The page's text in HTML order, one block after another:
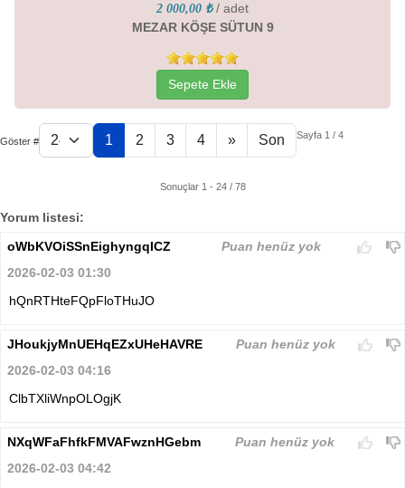
2 000,00 ₺ / adet
MEZAR KÖŞE SÜTUN 9
Sepete Ekle
Göster # 1 2 3 4 » Son Sayfa 1 / 4
Sonuçlar 1 - 24 / 78
Yorum listesi:
oWbKVOiSSnEighyngqICZ
Puan henüz yok
2026-02-03 01:30
hQnRTHteFQpFloTHuJO
JHoukjyMnUEHqEZxUHeHAVRE
Puan henüz yok
2026-02-03 04:16
ClbTXliWnpOLOgjK
NXqWFaFhfkFMVAFwznHGebm
Puan henüz yok
2026-02-03 04:42